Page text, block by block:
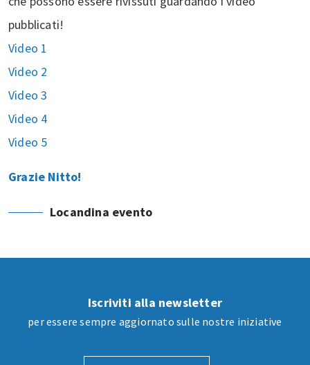
pubblicati!
Video 1
Video 2
Video 3
Video 4
Video 5
Grazie Nitto!
Locandina evento
Iscriviti alla newsletter
per essere sempre aggiornato sulle nostre iniziative